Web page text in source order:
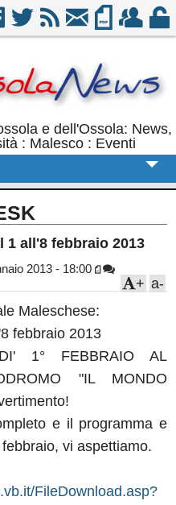
e dell'Ossola: News,
: Malesco : Eventi
1 all'8 febbraio 2013
2013 - 18:00
a-
+
Maleschese:
febbraio 2013
1° FEBBRAIO AL
"IL MONDO
e il programma e
vi aspettiamo.
FileDownload.asp?